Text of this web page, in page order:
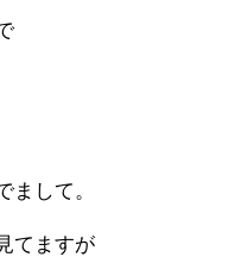
して。
てますが